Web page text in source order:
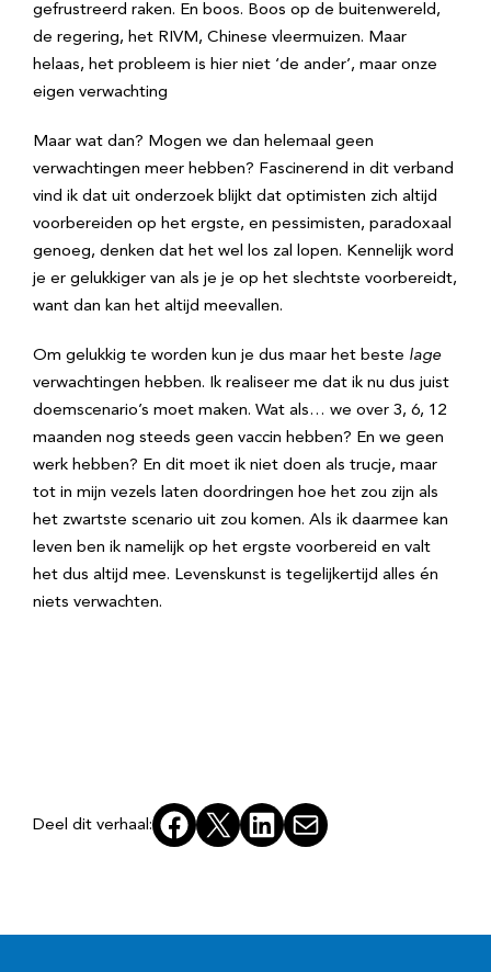
gefrustreerd raken. En boos. Boos op de buitenwereld,
de regering, het RIVM, Chinese vleermuizen. Maar
helaas, het probleem is hier niet ‘de ander’, maar onze
eigen verwachting
Maar wat dan? Mogen we dan helemaal geen
verwachtingen meer hebben? Fascinerend in dit verband
vind ik dat uit onderzoek blijkt dat optimisten zich altijd
voorbereiden op het ergste, en pessimisten, paradoxaal
genoeg, denken dat het wel los zal lopen. Kennelijk word
je er gelukkiger van als je je op het slechtste voorbereidt,
want dan kan het altijd meevallen.
Om gelukkig te worden kun je dus maar het beste lage
verwachtingen hebben. Ik realiseer me dat ik nu dus juist
doemscenario’s moet maken. Wat als… we over 3, 6, 12
maanden nog steeds geen vaccin hebben? En we geen
werk hebben? En dit moet ik niet doen als trucje, maar
tot in mijn vezels laten doordringen hoe het zou zijn als
het zwartste scenario uit zou komen. Als ik daarmee kan
leven ben ik namelijk op het ergste voorbereid en valt
het dus altijd mee. Levenskunst is tegelijkertijd alles én
niets verwachten.
Deel dit verhaal: Facebook
X LinkedInE-mail